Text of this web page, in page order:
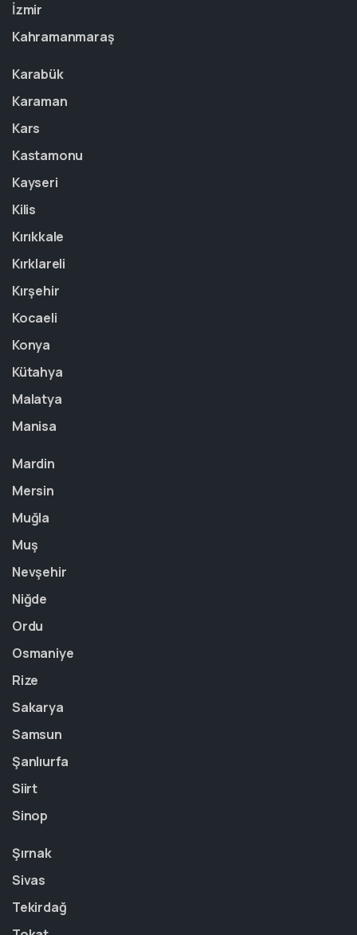
İzmir
Kahramanmaraş
Karabük
Karaman
Kars
Kastamonu
Kayseri
Kilis
Kırıkkale
Kırklareli
Kırşehir
Kocaeli
Konya
Kütahya
Malatya
Manisa
Mardin
Mersin
Muğla
Muş
Nevşehir
Niğde
Ordu
Osmaniye
Rize
Sakarya
Samsun
Şanlıurfa
Siirt
Sinop
Şırnak
Sivas
Tekirdağ